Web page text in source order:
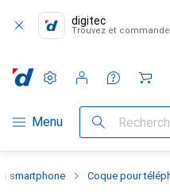
digitec
Trouvez et
Navigation par catégorie
Menu Recherche
Paramètres
Compte client
Listes de comparaison
Listes d'envies
Panier
smartphone Coque pour